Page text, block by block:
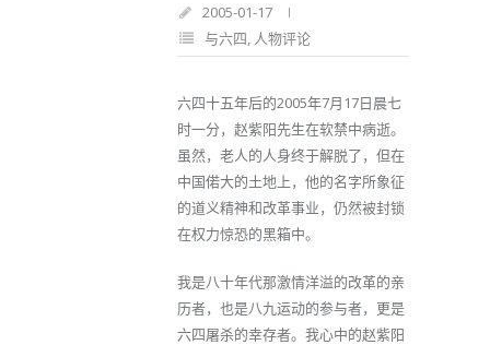
2005-01-17
与六四, 人物评论
六四十五年后的2005年7月17日晨七
时一分，赵紫阳先生在软禁中病逝。
虽然，老人的人身终于解脱了，但在
中国偌大的土地上，他的名字所象征
的道义精神和改革事业，仍然被封锁
在权力惊恐的黑箱中。
我是八十年代那激情洋溢的改革的亲
历者，也是八九运动的参与者，更是
六四屠杀的幸存者。我心中的赵紫阳